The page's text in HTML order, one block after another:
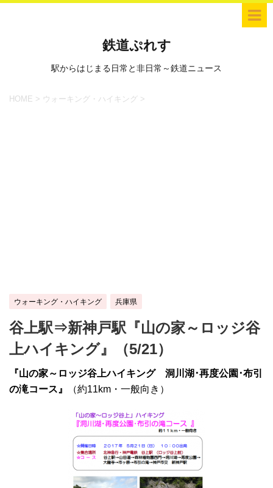
鉄道ぷれす
駅からはじまる日常と非日常～鉄道ニュース
HOME > ウォーキング・ハイキング >
ウォーキング・ハイキング 兵庫県
谷上駅⇒新神戸駅『山の家～ロッジ谷
上ハイキング』（5/21）
『山の家～ロッジ谷上ハイキング 洞川湖･再度公園･布引
の滝コース』
（約11km・一般向き）